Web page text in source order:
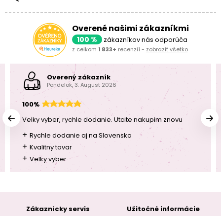
Overené našimi zákazníkmi
100 % zákazníkov nás odporúča
z celkom 1 833+ recenzií - zobraziť všetko
Overený zákazník
Pondelok, 3. August 2026
100%
Velky vyber, rychle dodanie. Utcite nakupim znovu
+ Rychle dodanie aj na Slovensko
+ Kvalitny tovar
+ Velky vyber
Zákaznícky servis
Užitočné informácie